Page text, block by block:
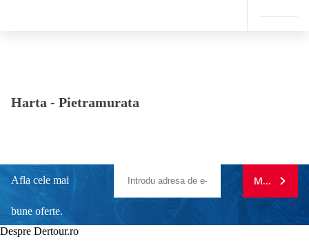
Harta - Pietramurata
Afla cele mai
bune oferte.
MA
Despre Dertour.ro